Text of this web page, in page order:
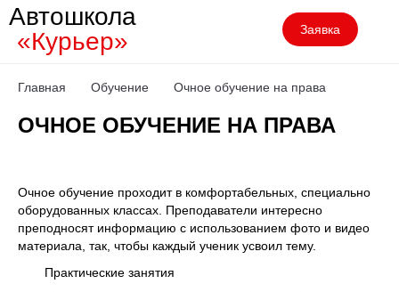
Автошкола
«Курьер»
Заявка
Главная Обучение Очное обучение на права
ОЧНОЕ ОБУЧЕНИЕ НА ПРАВА
Очное обучение проходит в комфортабельных, специально
оборудованных классах. Преподаватели интересно
преподносят информацию с использованием фото и видео
материала, так, чтобы каждый ученик усвоил тему.
Практические занятия